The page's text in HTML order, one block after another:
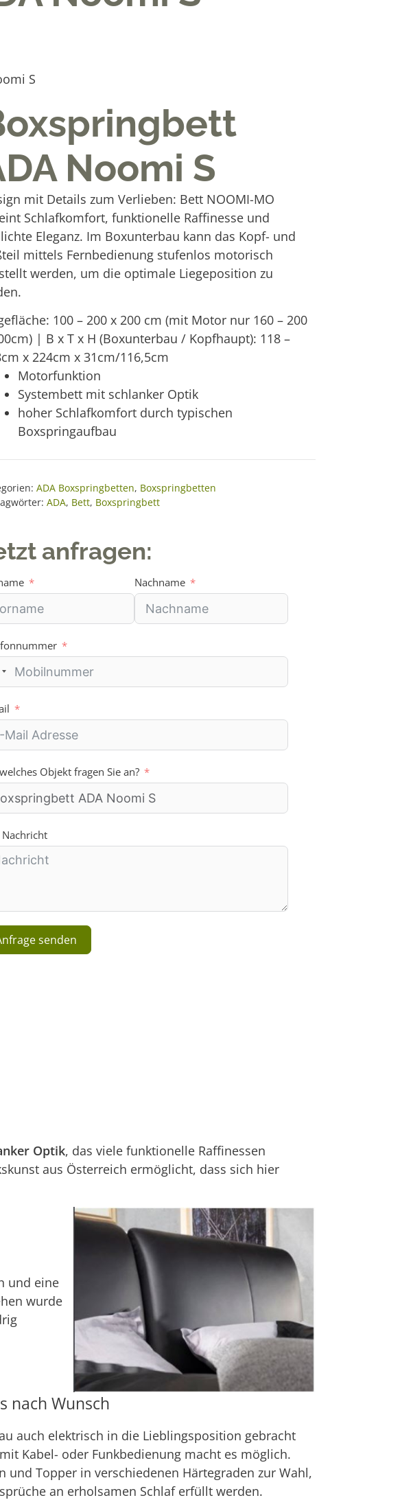
S
Noomi S
mit Details zum Verlieben: Bett NOOMI-MO
Schlafkomfort, funktionelle Raffinesse und
Eleganz. Im Boxunterbau kann das Kopf- und
mittels Fernbedienung stufenlos motorisch
werden, um die optimale Liegeposition zu
100 – 200 x 200 cm (mit Motor nur 160 – 200
| B x T x H (Boxunterbau / Kopfhaupt): 118 –
x 224cm x 31cm/116,5cm
Motorfunktion
Systembett mit schlanker Optik
hoher Schlafkomfort durch typischen
Boxspringaufbau
ADA Boxspringbetten, Boxspringbetten
ADA, Bett, Boxspringbett
anfragen:
Nachname
Objekt fragen Sie an?
Nachricht
senden
Optik, das viele funktionelle Raffinessen
aus Österreich ermöglicht, dass sich hier
und eine
wurde
nach Wunsch
auch elektrisch in die Lieblingsposition gebracht
mit Kabel- oder Funkbedienung macht es möglich.
und Topper in verschiedenen Härtegraden zur Wahl,
an erholsamen Schlaf erfüllt werden.